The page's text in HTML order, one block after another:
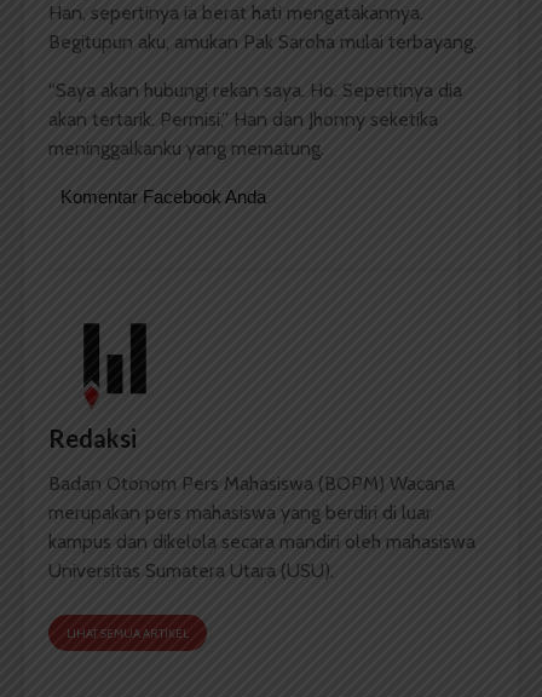
Han, sepertinya ia berat hati mengatakannya.
Begitupun aku, amukan Pak Saroha mulai terbayang.
“Saya akan hubungi rekan saya. Ho. Sepertinya dia
akan tertarik. Permisi,” Han dan Jhonny seketika
meninggalkanku yang mematung.
Komentar Facebook Anda
Redaksi
Badan Otonom Pers Mahasiswa (BOPM) Wacana
merupakan pers mahasiswa yang berdiri di luar
kampus dan dikelola secara mandiri oleh mahasiswa
Universitas Sumatera Utara (USU).
LIHAT SEMUA ARTIKEL